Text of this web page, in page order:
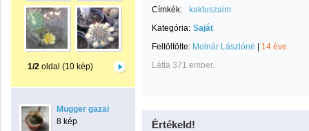
1/2oldal (10 kép)
Mugger gazai
8 kép
Címkék:
kaktuszaim
Kategória: Saját
Feltöltötte: Molnár Lászlóné
14 éve
Látta 371 ember.
Értékeld!